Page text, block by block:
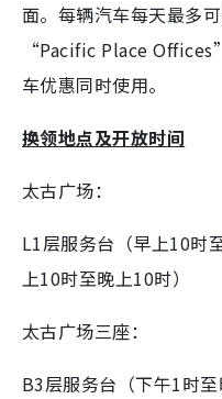
面。每辆汽车每天最多
“Pacific Place
车优惠同时使用。
换领地点及开放时间
太古广场：
L1层服务台（早上10时
上10时至晚上10时）
太古广场三座：
B3层服务台（下午1时至